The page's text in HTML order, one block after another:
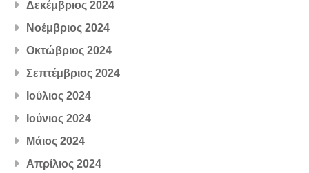
Δεκέμβριος 2024
Νοέμβριος 2024
Οκτώβριος 2024
Σεπτέμβριος 2024
Ιούλιος 2024
Ιούνιος 2024
Μάιος 2024
Απρίλιος 2024